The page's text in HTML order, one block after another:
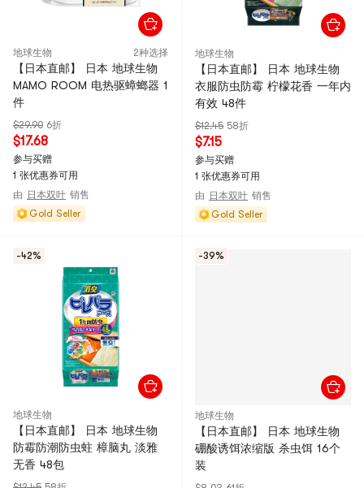
地球生物 2种选择
【日本直邮】 日本 地球生物
MAMO ROOM 电热驱蟑螂器 1
件
$29.90 6折
$17.68
参与买赠
1 张优惠券可用
由 日本双叶 销售
Gold Seller
地球生物
【日本直邮】 日本 地球生物
衣服防虫防霉 柠檬花香 一年内
有效 48件
$12.45 58折
$7.15
参与买赠
1 张优惠券可用
由 日本双叶 销售
Gold Seller
-42%
地球生物
【日本直邮】 日本 地球生物
防霉防潮防虫蛀 樟脑丸 淡雅
无香 48包
-39%
地球生物
【日本直邮】 日本 地球生物
硼酸诱饵浓缩版 杀虫饵 16个
装